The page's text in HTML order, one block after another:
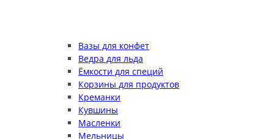
Вазы для конфет
Ведра для льда
Ёмкости для специй
Корзины для продуктов
Креманки
Кувшины
Масленки
Мельницы